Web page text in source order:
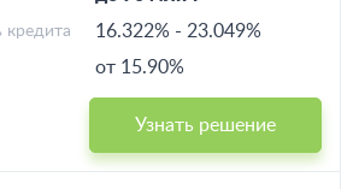
16.322% - 23.049%
кредита
от 15.90%
Узнать решение